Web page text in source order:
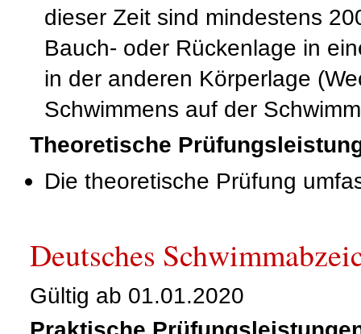
dieser Zeit sind mindestens
Bauch- oder Rückenlage in
in der anderen Körperlage
Schwimmens auf der
Theoretische
Die theoretische Prüfung
Deutsches
Gültig ab 01.01.2020